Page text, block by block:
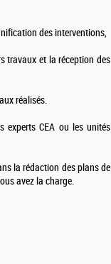
des interventions,
travaux et la réception des
réalisés.
experts CEA ou les unités
la rédaction des plans de
avez la charge.